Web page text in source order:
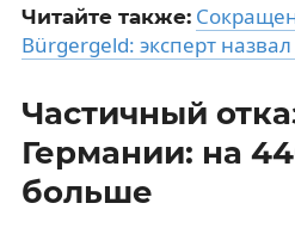
Читайте также:
Bürgergeld: эксперт
Частичный
Германии: на
больше